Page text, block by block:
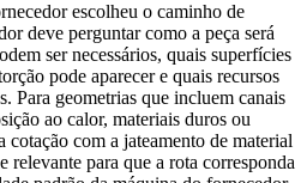
escolheu o caminho de
deve perguntar como a peça será
ser necessários, quais superfícies
pode aparecer e quais recursos
Para geometrias que incluem canais
ao calor, materiais duros ou
cotação com a jateamento de material
relevante para que a rota corresponda